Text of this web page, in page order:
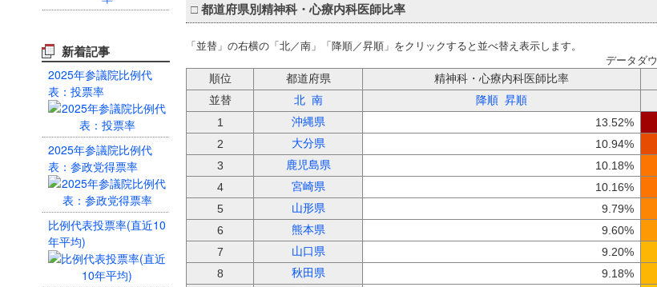
新着記事
2025年参議院比例代
表：投票率
2025年参議院比例代
表：参政党得票率
比例代表投票率(直近10
年平均)
□都道府県別精神科・心療内科医師比率
「並替」の右横の「北／南」「降順／昇順」をクリックすると並べ替え表示します。
データダ
順位 都道府県 精神科・心療内科医師比率
並替
北 南 降順 昇順
1
沖縄県 13.52%
2
大分県 10.94%
3
鹿児島県 10.18%
4
宮崎県 10.16%
5
山形県 9.79%
6
熊本県 9.60%
7
山口県 9.20%
8
秋田県 9.18%